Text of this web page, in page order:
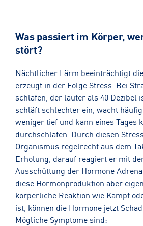
Was passiert im Körper,
stört?
Nächtlicher Lärm beeinträchtigt
erzeugt in der Folge Stress. Bei
schlafen, der lauter als 40 Dezibel
schläft schlechter ein, wacht
weniger tief und kann eines Tages
durchschlafen. Durch diesen
Organismus regelrecht aus dem
Erholung, darauf reagiert er mit
Ausschüttung der Hormone
diese Hormonproduktion aber
körperliche Reaktion wie Kampf
ist, können die Hormone jetzt
Mögliche Symptome sind: